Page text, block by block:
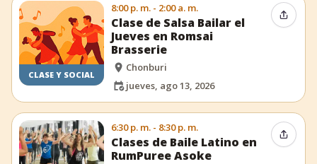
CLASE Y SOCIAL
8:00 p. m. - 2:00 a. m.
Clase de Salsa Bailar el
Jueves en Romsai
Brasserie
Chonburi
jueves, ago 13, 2026
6:30 p. m. - 8:30 p. m.
Clases de Baile Latino en
RumPuree Asoke